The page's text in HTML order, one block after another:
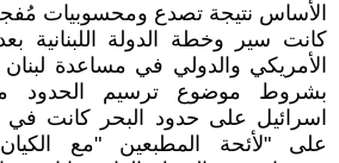
الأساس نتيجة تصدع ومحسوبيات
كانت سير وخطة الدولة اللبنانية
الأمريكي والدولي في مساعدة
بشروط موضوع ترسيم الحدود
اسرائيل على حدود البحر كانت في
على "لأئحة المطبعين "مع